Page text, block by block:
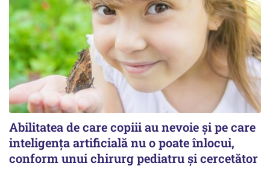
Abilitatea de care copiii au nevoie și pe care
inteligența artificială nu o poate înlocui,
conform unui chirurg pediatru și cercetător